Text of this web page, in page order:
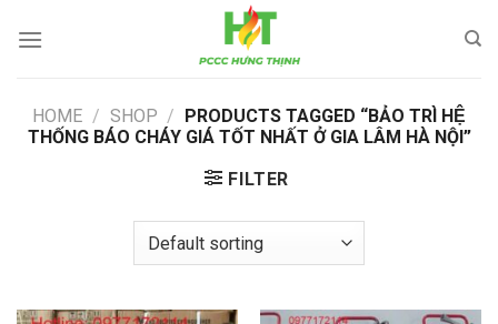
HOME / SHOP / PRODUCTS TAGGED “BẢO TRÌ HỆ
THỐNG BÁO CHÁY GIÁ TỐT NHẤT Ở GIA LÂM HÀ NỘI”
FILTER